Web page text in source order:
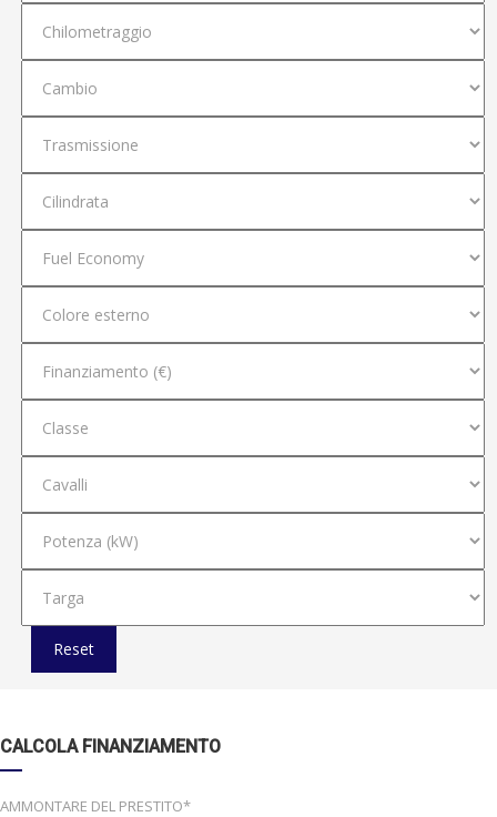
Reset
CALCOLA FINANZIAMENTO
AMMONTARE DEL PRESTITO*